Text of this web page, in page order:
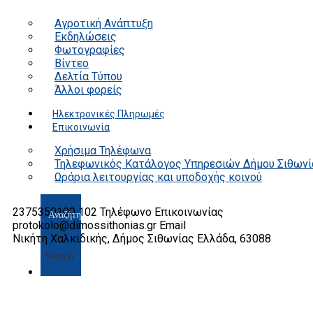
Αγροτική Ανάπτυξη
Εκδηλώσεις
Φωτογραφίες
Βίντεο
Δελτία Τύπου
Άλλοι φορείς
Ηλεκτρονικές Πληρωμές
Επικοινωνία
Χρήσιμα Τηλέφωνα
Τηλεφωνικός Κατάλογος Υπηρεσιών Δήμου
Ωράρια λειτουργίας και υποδοχής κοινού
Search
2375350100 102 Τηλέφωνο Επικοινωνίας
protokolo@dimossithonias.gr Email
Νικήτη Χαλκιδικής, Δήμος Σιθωνίας Ελλάδα, 63088